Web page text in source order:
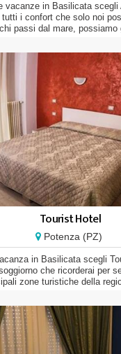
vacanze in Basilicata scegli
tutti i confort che solo noi
passi dal mare, possiamo
Tourist Hotel
Potenza (PZ)
in Basilicata scegli
che ricorderai per
zone turistiche della